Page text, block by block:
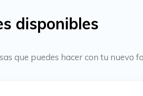
disponibles
que puedes hacer con tu nuevo